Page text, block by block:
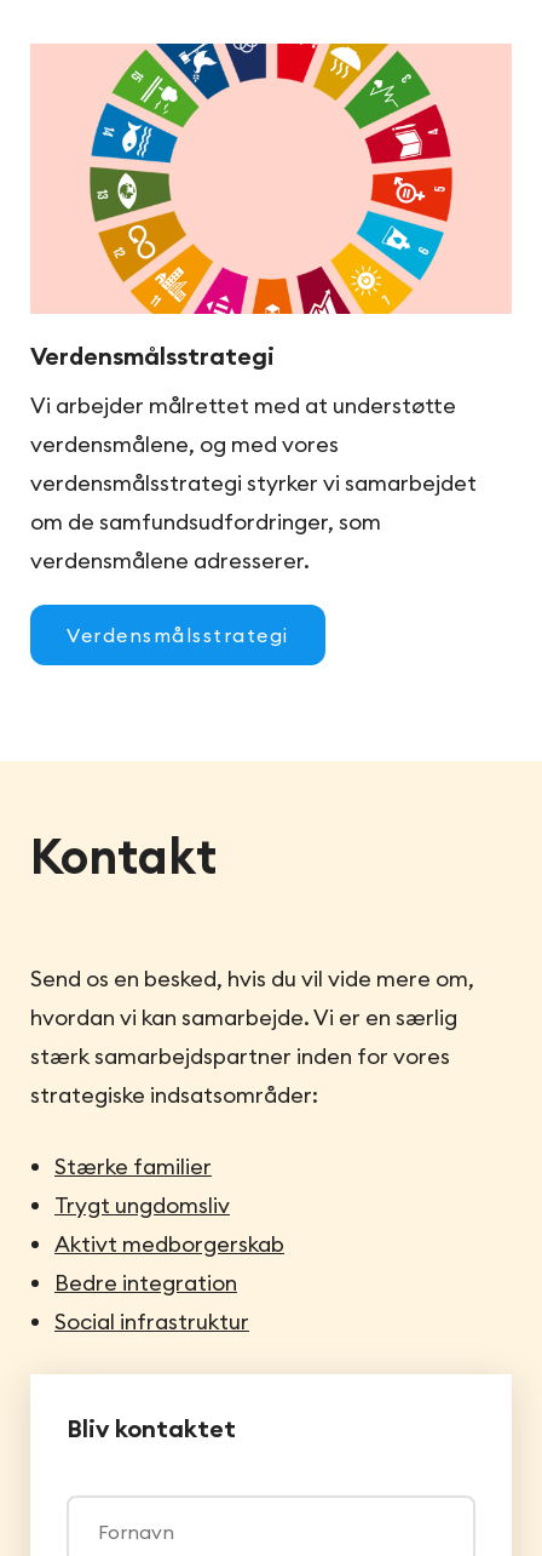
Verdensmålsstrategi
Vi arbejder målrettet med at understøtte
verdensmålene, og med vores
verdensmålsstrategi styrker vi samarbejdet
om de samfundsudfordringer, som
verdensmålene adresserer.
Verdensmålsstrategi
Kontakt
Send os en besked, hvis du vil vide mere om,
hvordan vi kan samarbejde. Vi er en særlig
stærk samarbejdspartner inden for vores
strategiske indsatsområder:
Stærke familier
Trygt ungdomsliv
Aktivt medborgerskab
Bedre integration
Social infrastruktur
Bliv kontaktet